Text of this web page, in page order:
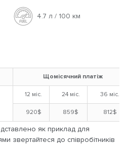
4.7 л / 100 км
Щомісячний платіж
12 міс. 24 міс. 36 міс.
920$ 859$ 812$
як приклад для
звертайтеся до співробітників